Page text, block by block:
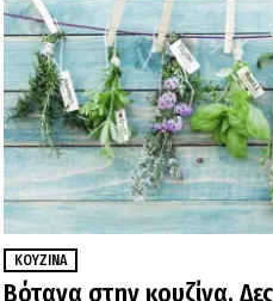
ΚΟΥΖΊΝΑ
Βότανα στην κουζίνα.